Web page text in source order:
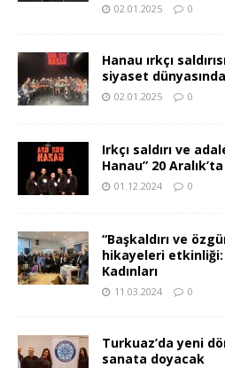
02.01.2025 0
Hanau ırkçı
siyaset
02.01.2025 0
Irkçı saldırı ve
Hanau” 20
01.12.2024 0
“Başkaldırı ve
hikayeleri etkinliği:
Kadınları
11.03.2024 0
Turkuaz’da yeni
sanata doyacak